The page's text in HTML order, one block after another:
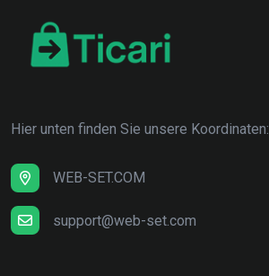
Hier unten finden Sie unsere Koordinaten:
WEB-SET.COM
support@web-set.com